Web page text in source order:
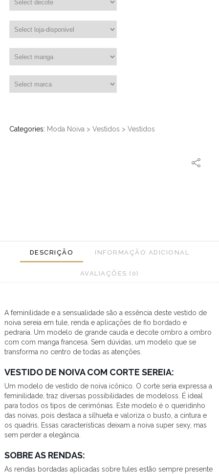
Categories: Moda Noiva >Vestidos >Vestidos
DESCRIÇÃO INFORMAÇÃO ADICIONAL
AVALIAÇÕES (0)
A feminilidade e a sensualidade são a essência deste vestido de
noiva sereia em tule, renda e aplicações de fio bordado e
pedraria. Um modelo de grande cauda e decote ombro a ombro
com com manga francesa. Sem dúvidas, um modelo que se
transforma no centro de todas as atenções.
VESTIDO DE NOIVA COM CORTE SEREIA:
Um modelo de vestido de noiva icônico. O corte seria expressa a
feminilidade, traz diversas possibilidades de modeloss. É ideal
para todos os tipos de cerimônias. Este modelo é o queridinho
das noivas, pois destaca a silhueta e valoriza o busto, a cintura e
os quadris. Essas características deixam a noiva super sexy, mas
sem perder a elegância.
SOBRE AS RENDAS:
As rendas bordadas aplicadas sobre tules estão sempre presente